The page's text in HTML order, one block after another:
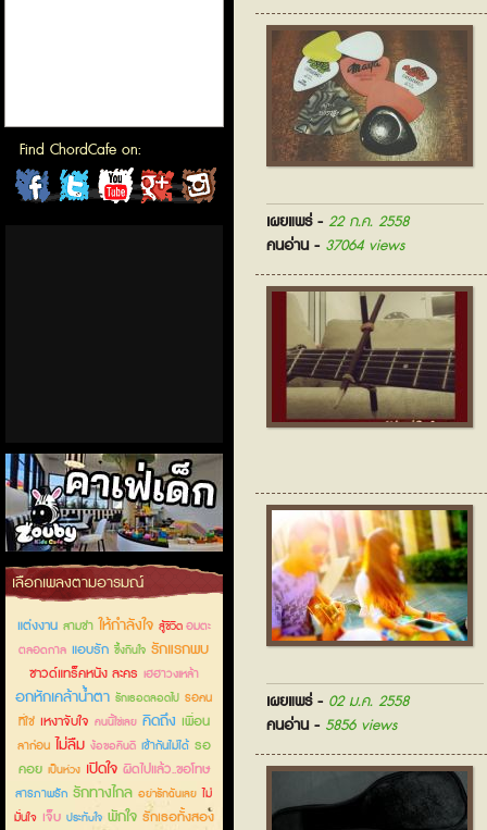
Find ChordCafe on:
ChordCafeChordCafeChordCafeChordCafe
คาเฟ่เด็กลำลูกกา
เลือกเพลงตามอารมณ์
แต่งงาน สามช่า ให้กำลังใจ สู้ชีวิตอมตะ
ตลอดกาล แอบรัก ซึ้งกินใจ รักแรกพบ
ซาวด์แทร็คหนัง ละคร เฮฮาวงเหล้า
อกหักเคล้าน้ำตา รักเธอตลอดไป รอคน
ที่ใช่ เหงาจับใจ คนนี้ใช่เลย คิดถึง เพื่อน
ลาก่อน ไม่ลืม ง้อขอคืนดี เข้ากันไม่ได้ รอ
คอย เป็นห่วง เปิดใจ ผิดไปแล้ว..ขอโทษ
สารภาพรัก รักทางไกล อย่ารักฉันเลย ไม่
มั่นใจ เจ็บ ประทับใจ พักใจ รักเธอทั้งสอง
เผยแพร่ - 22 ก.ค. 2558
คนอ่าน - 37064 views
เผยแพร่ - 02 ม.ค. 2558
คนอ่าน - 5856 views